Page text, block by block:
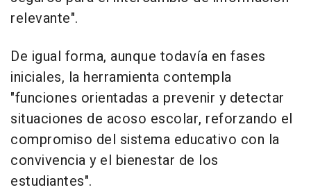
relevante".
De igual forma, aunque todavía en fases
iniciales, la herramienta contempla
"funciones orientadas a prevenir y detectar
situaciones de acoso escolar, reforzando el
compromiso del sistema educativo con la
convivencia y el bienestar de los
estudiantes".